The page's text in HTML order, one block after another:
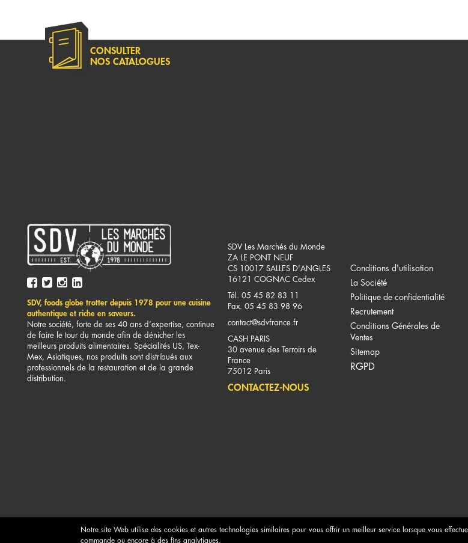
CONSULTER
NOS CATALOGUES
SDV, foods globe trotter depuis 1978 pour une cuisine
authentique et riche en saveurs.
Notre société, forte de ses 40 ans d’expertise, continue
de faire le tour du monde afin de dénicher les
meilleurs produits alimentaires. Spécialités US, Tex-
Mex, Asiatiques, nos produits sont distribués aux
professionnels de la restauration et de la grande
distribution.
SDV Les Marchés du Monde
ZA LE PONT NEUF
CS 10017 SALLES D'ANGLES
16121
COGNAC Cedex
Tél. 05 45 82 83 11
Fax. 05 45 83 98 96
contact@sdvfrance.fr
CASH PARIS
30 avenue des Terroirs de
France
75012 Paris
CONTACTEZ-NOUS
Conditions d'utilisation
La Société
Politique de confidentialité
Recrutement
Conditions Générales de
Ventes
Sitemap
RGPD
Notre site Web utilise des cookies et autres technologies similaires pour vous offrir un meilleur service lorsque vous
commande ou encore à des fins analytiques.